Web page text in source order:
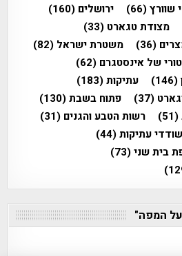
שוורץ(66) ירושלים (160)
מצודת טגארט (33)
(36) משטרת ישראל (82)
של אינסטגרם (62)
(146) עתיקות(183)
(37) פתוח בשבת(130)
(51) רשות הטבע והגנים (31)
שודדי עתיקות(44)
בית שני(73)
המפה"